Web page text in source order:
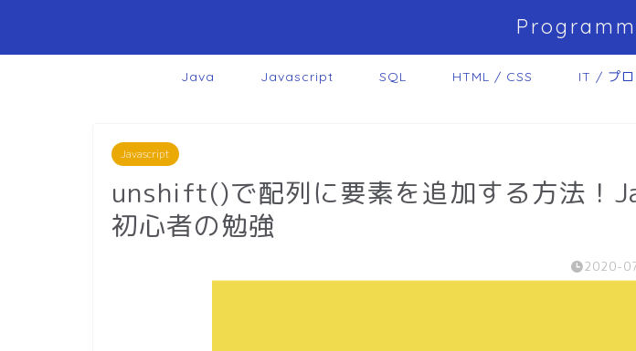
Java Javascript SQL HTML / CSS IT / プロ
Javascript
unshift()で配列に要素を追加する方法！
初心者の勉強
2020-